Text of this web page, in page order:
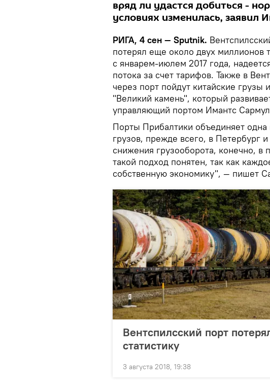
вряд ли удастся добиться -
условиях изменилась, заявил
РИГА, 4 сен — Sputnik.
потерял еще около двух миллионов
с январем-июлем 2017 года,
потока за счет тарифов. Также в
через порт пойдут китайские грузы
"Великий камень", который
управляющий портом Имантс
Порты Прибалтики объединяет
грузов, прежде всего, в Петербург
снижения грузооборота, конечно, в
такой подход понятен, так как
собственную экономику", — пишет
Вентспилсский порт
статистику
3 августа 2018, 19:38